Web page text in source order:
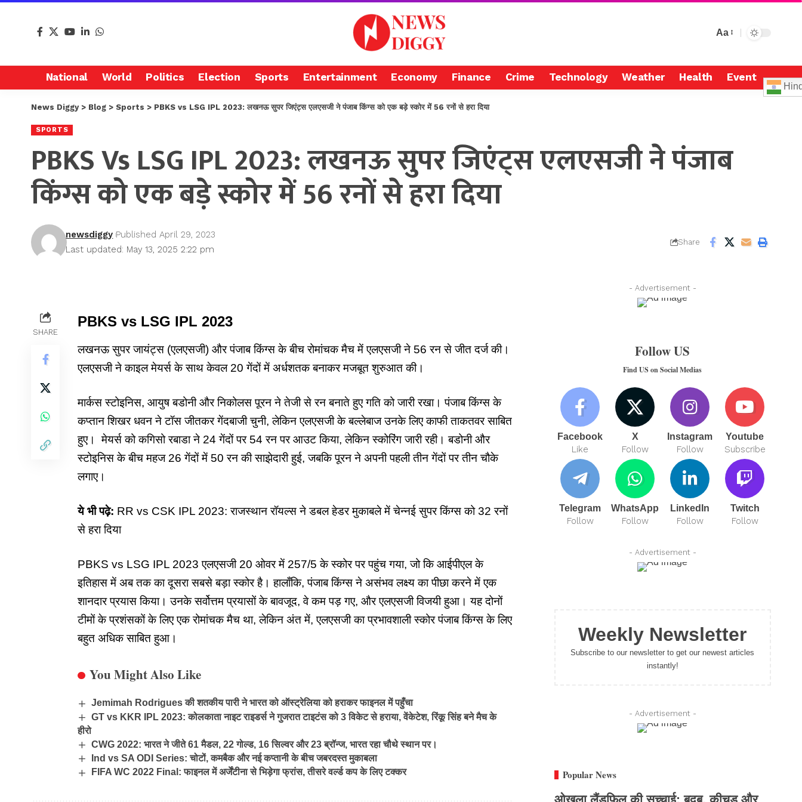
Aa
National World Politics Election Sports Entertainment Economy Finance Crime Technology Weather Health Event
News Diggy> Blog > Sports > PBKS vs LSG IPL 2023: लखनऊ सुपर जिएंट्स एलएसजी ने पंजाब किंग्स को एक बड़े स्कोर में 56 रनों से हरा दिया
SPORTS
PBKS Vs LSG IPL 2023: लखनऊ सुपर जिएंट्स एलएसजी ने पंजाब
किंग्स को एक बड़े स्कोर में 56 रनों से हरा दिया
Last updated: May 13, 2025 2:22 pm
newsdiggy Published April 29, 2023
Share
SHARE
PBKS vs LSG IPL 2023
लखनऊ सुपर जायंट्स (एलएसजी) और पंजाब किंग्स के बीच रोमांचक मैच में एलएसजी ने 56 रन से जीत दर्ज की।
एलएसजी ने काइल मेयर्स के साथ केवल 20 गेंदों में अर्धशतक बनाकर मजबूत शुरुआत की।
मार्कस स्टोइनिस, आयुष बडोनी और निकोलस पूरन ने तेजी से रन बनाते हुए गति को जारी रखा। पंजाब किंग्स के
कप्तान शिखर धवन ने टॉस जीतकर गेंदबाजी चुनी, लेकिनएलएसजीके बल्लेबाज उनके लिए काफी ताकतवर साबित
हुए। मेयर्स को कगिसो रबाडा ने 24 गेंदों पर 54 रन पर आउट किया, लेकिन स्कोरिंग जारी रही। बडोनी और
स्टोइनिस के बीच महज 26 गेंदों में 50 रन की साझेदारी हुई, जबकि पूरन ने अपनी पहली तीन गेंदों पर तीन चौके
लगाए।
ये भी पढ़े: RR vs CSK IPL 2023: राजस्थान रॉयल्स ने डबल हेडर मुकाबले में चेन्नई सुपर किंग्स को 32 रनों
से हरा दिया
PBKS vs LSG IPL 2023 एलएसजी 20 ओवर में 257/5 के स्कोर पर पहुंच गया, जो कि आईपीएल के
इतिहास में अब तक का दूसरा सबसे बड़ा स्कोर है। हालाँकि,पंजाब किंग्सने असंभव लक्ष्य का पीछा करने में एक
शानदार प्रयास किया। उनके सर्वोत्तम प्रयासों के बावजूद, वे कम पड़ गए, और एलएसजी विजयी हुआ। यह दोनों
टीमों के प्रशंसकों के लिए एक रोमांचक मैच था, लेकिन अंत में, एलएसजी का प्रभावशाली स्कोरपंजाब किंग्सके लिए
बहुत अधिक साबित हुआ।
You Might Also Like
Jemimah Rodrigues की शतकीय पारी ने भारत को ऑस्ट्रेलिया को हराकर फाइनल में पहुँचा
GT vs KKR IPL 2023: कोलकाता नाइट राइडर्स ने गुजरात टाइटंस को 3 विकेट से हराया, वेंकेटेश, रिंकू सिंह बने मैच के
हीरो
CWG 2022: भारत ने जीते 61 मैडल, 22 गोल्ड, 16 सिल्वर और 23 ब्रॉन्ज, भारत रहा चौथे स्थान पर।
Ind vs SA ODI Series: चोटों, कमबैक और नई कप्तानी के बीच जबरदस्त मुकाबला
FIFA WC 2022 Final: फाइनल में अर्जेंटीना से भिड़ेगा फ्रांस, तीसरे वर्ल्ड कप के लिए टक्कर
- Advertisement -
Follow US
Find US on Social Medias
Facebook
Like
X
Follow
Instagram
Follow
Youtube
Subscribe
Telegram
Follow
WhatsApp
Follow
LinkedIn
Follow
Twitch
Follow
- Advertisement -
Weekly Newsletter
Subscribe to our newsletter to get our newest articles
instantly!
- Advertisement -
Popular News
ओखला लैंडफिल की सच्चाई: बदबू, कीचड़ और